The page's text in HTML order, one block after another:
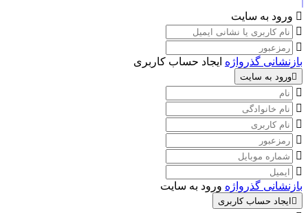
ورود به سایت
بازنشانی گذرواژه ایجاد حساب کاربری
ورود به سایت
بازنشانی گذرواژه ورود به سایت
ایجاد حساب کاربری